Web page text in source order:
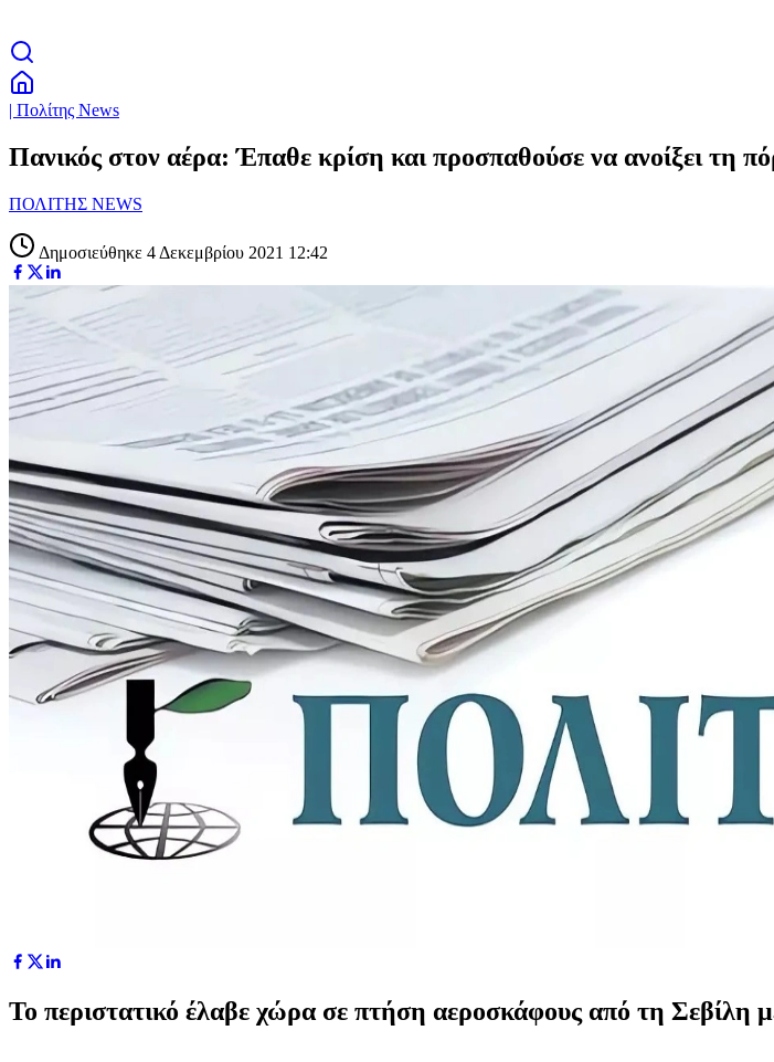
| Πολίτης News
Πανικός στον αέρα: Έπαθε κρίση και προσπαθούσε να ανοίξει τη
ΠΟΛΙΤΗΣ NEWS
Δημοσιεύθηκε 4 Δεκεμβρίου 2021 12:42
Το περιστατικό έλαβε χώρα σε πτήση αεροσκάφους από τη Σεβίλη